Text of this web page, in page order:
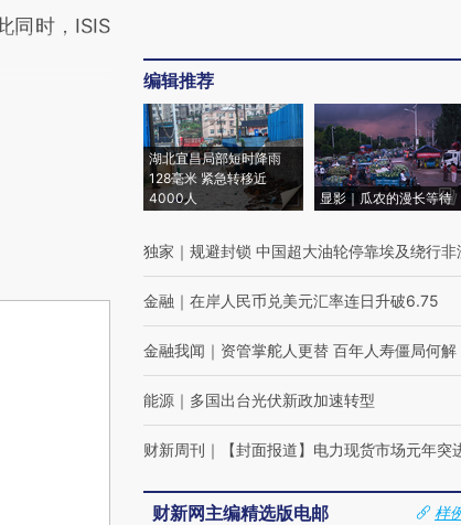
同时，ISIS
编辑推荐
湖北宜昌局部短时降雨
128毫米 紧急转移近
4000人
显影｜瓜农的漫长等待
独家 ｜ 规避封锁 中国超大油轮停靠埃及绕行非
金融 ｜ 在岸人民币兑美元汇率连日升破6.75
金融我闻 ｜ 资管掌舵人更替 百年人寿僵局何解
能源 ｜ 多国出台光伏新政加速转型
财新周刊 ｜ 【封面报道】电力现货市场元年突
财新网主编精选版电邮
样